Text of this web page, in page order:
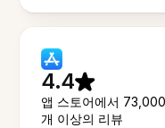
4.4
앱 스토어에서 73,000
개 이상의 리뷰